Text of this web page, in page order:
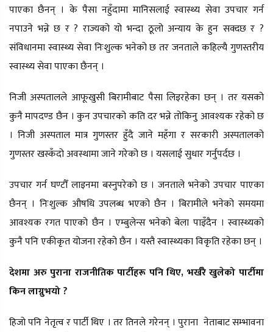
पाएका छैनन् । के पैसा नहुँदामा मानिसलाई स्वास्थ्य सेवा उपचार गर्न
नपाउने भन्ने छ र ? राज्यको यो भन्दा ठूलो अन्याय के हुन सक्दछ र ?
संविधानमा स्वास्थ्य सेवा निःशुल्क भनेको छ तर जनताले कहिल्यै गुणस्तरीय
स्वास्थ्य सेवा पाएका छैनन् ।
निजी अस्पतालले आफूखुसी बिरामीबाट पैसा लिइरहेका छन् । तर यसको
कुनै मापदण्ड छैन । कुन उपचारको कति दर भन्ने तोकिनु आवश्यक रहेको छ
। निजी अस्पताल मात्र गुणस्तर हुँदै जाने महँगा र सरकारी अस्पतालको
गुणस्तर खस्कँदो अवस्थामा जाने गरेको छ । यसलाई सुधार गर्नुपर्दछ ।
उपचार गर्न घण्टौँ लाइनमा बस्नुपरेको छ । जनताले भनेको उपचार पाएका
छैनन् । निःशुल्क औषधि उपलब्ध भएको छैन । बिरामीले भनेको समयमा
आवश्यक रगत पाएको छैन । एम्बुलेन्स भनेको बेला पाइँदैन । स्वास्थ्यको
कुनै पनि एकीकृत योजना रहेको छैन । यस्तै स्वास्थ्यका विकृति रहेका छन् ।
देशमा अरु पुराना राजनीतिक पार्टीहरू पनि थिए, भर्खरै खुलेको पार्टीमा
किन लाग्नुभयो ?
हिजो पनि नेतृत्व र पार्टी थिए । तर तिनले गरेनन् । पुराना नेताबाट सम्भावना